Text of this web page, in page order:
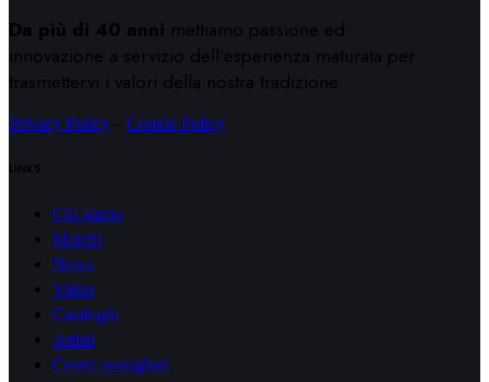
Da più di 40 anni mettiamo passione ed
innovazione a servizio dell’esperienza maturata per
trasmettervi i valori della nostra tradizione.
Privacy Policy Cookie Policy
LINKS
Chi siamo
Marchi
News
Video
Cataloghi
Artisti
Centri consigliati